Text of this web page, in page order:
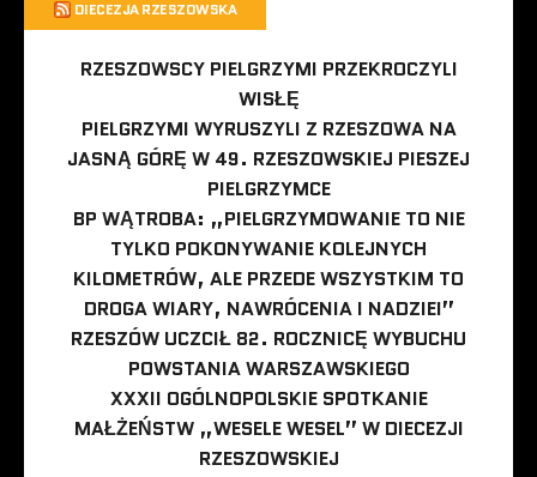
DIECEZJA RZESZOWSKA
RZESZOWSCY PIELGRZYMI PRZEKROCZYLI
WISŁĘ
PIELGRZYMI WYRUSZYLI Z RZESZOWA NA
JASNĄ GÓRĘ W 49. RZESZOWSKIEJ PIESZEJ
PIELGRZYMCE
BP WĄTROBA: „PIELGRZYMOWANIE TO NIE
TYLKO POKONYWANIE KOLEJNYCH
KILOMETRÓW, ALE PRZEDE WSZYSTKIM TO
DROGA WIARY, NAWRÓCENIA I NADZIEI”
RZESZÓW UCZCIŁ 82. ROCZNICĘ WYBUCHU
POWSTANIA WARSZAWSKIEGO
XXXII OGÓLNOPOLSKIE SPOTKANIE
MAŁŻEŃSTW „WESELE WESEL” W DIECEZJI
RZESZOWSKIEJ